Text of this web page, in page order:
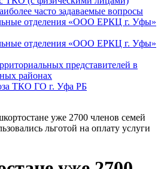
часто задаваемые вопросы
отделения «ООО ЕРКЦ г. Уфы»
отделения «ООО ЕРКЦ г. Уфы»
представителей в
районах
ТКО ГО г. Уфа РБ
уже 2700 членов семей
льготой на оплату услуги